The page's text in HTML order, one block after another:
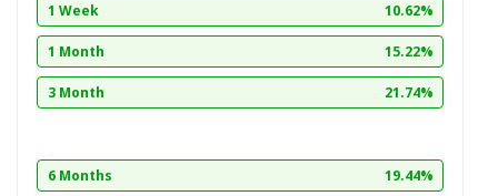
1 Week 10.62%
1 Month 15.22%
3 Month 21.74%
6 Months 19.44%